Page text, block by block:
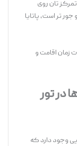
روی
پاتایا
اقامت و
دارد که